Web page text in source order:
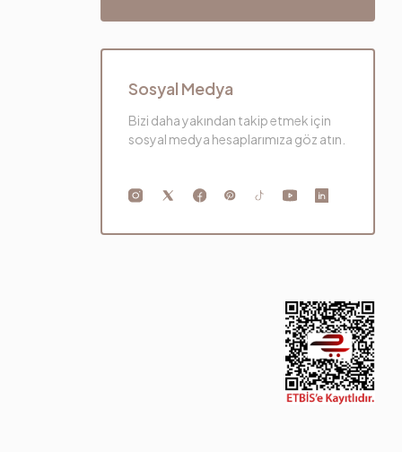
Sosyal Medya
Bizi daha yakından takip etmek için
sosyal medya hesaplarımıza göz atın.